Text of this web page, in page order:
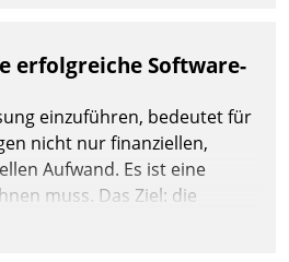
erfolgreiche Software-
einzuführen, bedeutet für
nicht nur finanziellen,
Aufwand. Es ist eine
muss. Das Ziel: die
der Geschäftsabläufe. Damit
sollten einige Grundregeln